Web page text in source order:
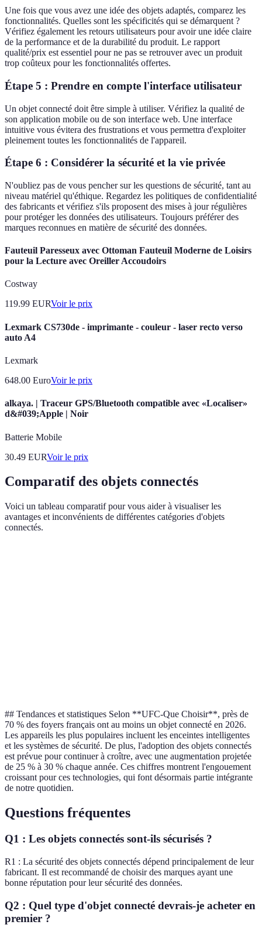
Une fois que vous avez une idée des objets adaptés, comparez les
fonctionnalités. Quelles sont les spécificités qui se démarquent ?
Vérifiez également les retours utilisateurs pour avoir une idée claire
de la performance et de la durabilité du produit. Le rapport
qualité/prix est essentiel pour ne pas se retrouver avec un produit
trop coûteux pour les fonctionnalités offertes.
Étape 5 : Prendre en compte l'interface utilisateur
Un objet connecté doit être simple à utiliser. Vérifiez la qualité de
son application mobile ou de son interface web. Une interface
intuitive vous évitera des frustrations et vous permettra d'exploiter
pleinement toutes les fonctionnalités de l'appareil.
Étape 6 : Considérer la sécurité et la vie privée
N'oubliez pas de vous pencher sur les questions de sécurité, tant au
niveau matériel qu'éthique. Regardez les politiques de confidentialité
des fabricants et vérifiez s'ils proposent des mises à jour régulières
pour protéger les données des utilisateurs. Toujours préférer des
marques reconnues en matière de sécurité des données.
Fauteuil Paresseux avec Ottoman Fauteuil Moderne de Loisirs
pour la Lecture avec Oreiller Accoudoirs
Costway
119.99 EURVoir le prix
Lexmark CS730de - imprimante - couleur - laser recto verso
auto A4
Lexmark
648.00 EuroVoir le prix
alkaya. | Traceur GPS/Bluetooth compatible avec «Localiser»
d&#039;Apple | Noir
Batterie Mobile
30.49 EURVoir le prix
Comparatif des objets connectés
Voici un tableau comparatif pour vous aider à visualiser les
avantages et inconvénients de différentes catégories d'objets
connectés.
## Tendances et statistiques Selon **UFC-Que Choisir**, près de
70 % des foyers français ont au moins un objet connecté en 2026.
Les appareils les plus populaires incluent les enceintes intelligentes
et les systèmes de sécurité. De plus, l'adoption des objets connectés
est prévue pour continuer à croître, avec une augmentation projetée
de 25 % à 30 % chaque année. Ces chiffres montrent l'engouement
croissant pour ces technologies, qui font désormais partie intégrante
de notre quotidien.
Questions fréquentes
Q1 : Les objets connectés sont-ils sécurisés ?
R1 : La sécurité des objets connectés dépend principalement de leur
fabricant. Il est recommandé de choisir des marques ayant une
bonne réputation pour leur sécurité des données.
Q2 : Quel type d'objet connecté devrais-je acheter en
premier ?